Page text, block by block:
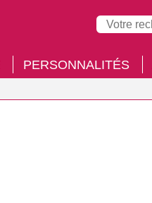
PERSONNALITÉS